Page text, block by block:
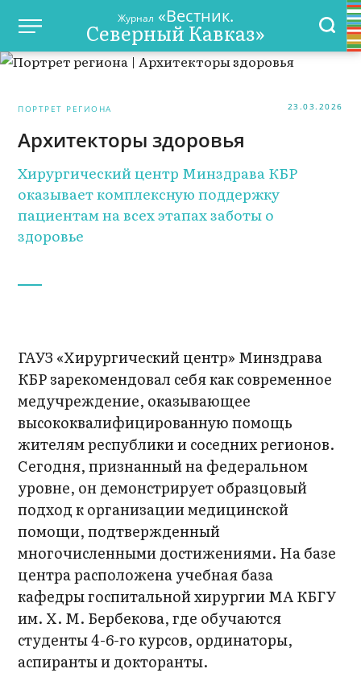
Журнал «Вестник.
Северный Кавказ»
ПОРТРЕТ РЕГИОНА 23.03.2026
Архитекторы здоровья
Хирургический центр Минздрава КБР
оказывает комплексную поддержку
пациентам на всех этапах заботы о
здоровье
ГАУЗ «Хирургический центр» Минздрава
КБР зарекомендовал себя как современное
медучреждение, оказывающее
высококвалифицированную помощь
жителям республики и соседних регионов.
Сегодня, признанный на федеральном
уровне, он демонстрирует образцовый
подход к организации медицинской
помощи, подтвержденный
многочисленными достижениями. На базе
центра расположена учебная база
кафедры госпитальной хирургии МА КБГУ
им. Х. М. Бербекова, где обучаются
студенты 4-6-го курсов, ординаторы,
аспиранты и докторанты.